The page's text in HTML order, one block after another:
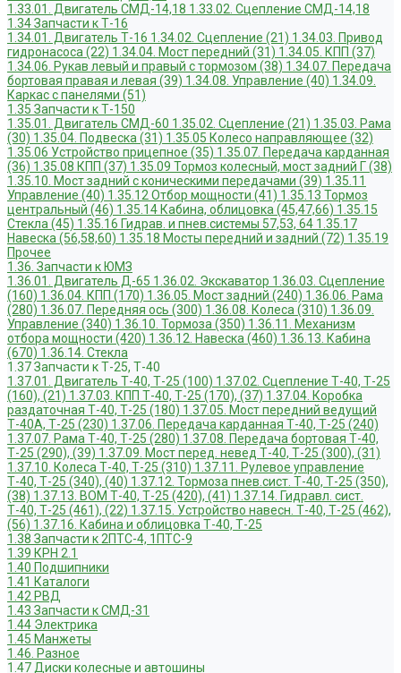
1.33.01. Двигатель СМД-14,18 1.33.02. Сцепление СМД-14,18
1.34 Запчасти к Т-16
1.34.01. Двигатель Т-16 1.34.02. Сцепление (21) 1.34.03. Привод
гидронасоса (22) 1.34.04. Мост передний (31) 1.34.05. КПП (37)
1.34.06. Рукав левый и правый с тормозом (38) 1.34.07. Передача
бортовая правая и левая (39) 1.34.08. Управление (40) 1.34.09.
Каркас с панелями (51)
1.35 Запчасти к Т-150
1.35.01. Двигатель СМД-60 1.35.02. Сцепление (21) 1.35.03. Рама
(30) 1.35.04. Подвеска (31) 1.35.05 Колесо направляющее (32)
1.35.06 Устройство прицепное (35) 1.35.07. Передача карданная
(36) 1.35.08 КПП (37) 1.35.09 Тормоз колесный, мост задний Г (38)
1.35.10. Мост задний с коническими передачами (39) 1.35.11
Управление (40) 1.35.12 Отбор мощности (41) 1.35.13 Тормоз
центральный (46) 1.35.14 Кабина, облицовка (45,47,66) 1.35.15
Стекла (45) 1.35.16 Гидрав. и пнев.системы 57,53, 64 1.35.17
Навеска (56,58,60) 1.35.18 Мосты передний и задний (72) 1.35.19
Прочее
1.36. Запчасти к ЮМЗ
1.36.01. Двигатель Д-65 1.36.02. Экскаватор 1.36.03. Сцепление
(160) 1.36.04. КПП (170) 1.36.05. Мост задний (240) 1.36.06. Рама
(280) 1.36.07. Передняя ось (300) 1.36.08. Колеса (310) 1.36.09.
Управление (340) 1.36.10. Тормоза (350) 1.36.11. Механизм
отбора мощности (420) 1.36.12. Навеска (460) 1.36.13. Кабина
(670) 1.36.14. Стекла
1.37 Запчасти к Т-25, Т-40
1.37.01. Двигатель Т-40, Т-25 (100) 1.37.02. Сцепление Т-40, Т-25
(160), (21) 1.37.03. КПП Т-40, Т-25 (170), (37) 1.37.04. Коробка
раздаточная Т-40, Т-25 (180) 1.37.05. Мост передний ведущий
Т-40А, Т-25 (230) 1.37.06. Передача карданная Т-40, Т-25 (240)
1.37.07. Рама Т-40, Т-25 (280) 1.37.08. Передача бортовая Т-40,
Т-25 (290), (39) 1.37.09. Мост перед. невед Т-40, Т-25 (300), (31)
1.37.10. Колеса Т-40, Т-25 (310) 1.37.11. Рулевое управление
Т-40, Т-25 (340), (40) 1.37.12. Тормоза пнев.сист. Т-40, Т-25 (350),
(38) 1.37.13. ВОМ Т-40, Т-25 (420), (41) 1.37.14. Гидравл. сист.
Т-40, Т-25 (461), (22) 1.37.15. Устройство навесн. Т-40, Т-25 (462),
(56) 1.37.16. Кабина и облицовка Т-40, Т-25
1.38 Запчасти к 2ПТС-4, 1ПТС-9
1.39 КРН 2.1
1.40 Подшипники
1.41 Каталоги
1.42 РВД
1.43 Запчасти к СМД-31
1.44 Электрика
1.45 Манжеты
1.46. Разное
1.47 Диски колесные и автошины